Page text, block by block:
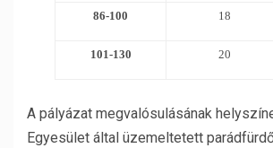
86-100 18
101-130 20
A pályázat megvalósulásának
Egyesület által üzemeltetett